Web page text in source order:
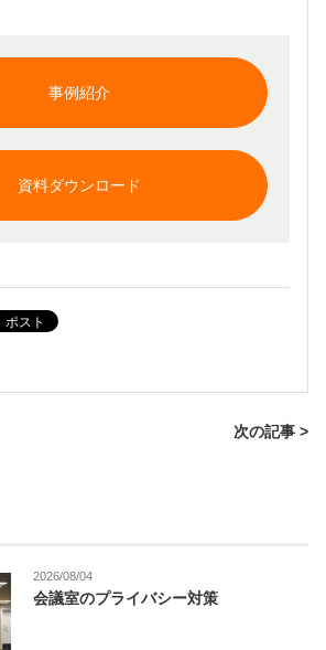
事例紹介
資料ダウンロード
次の記事 >
2026/08/04
会議室のプライバシー対策